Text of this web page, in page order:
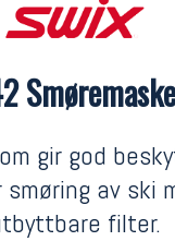
gir god
smøring av ski
filter.